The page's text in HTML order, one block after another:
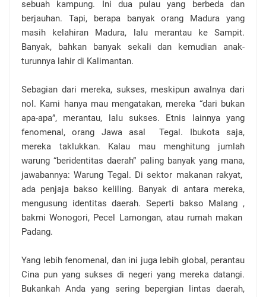
sebuah kampung. Ini dua pulau yang berbeda dan
berjauhan. Tapi, berapa banyak orang Madura yang
masih kelahiran Madura, lalu merantau ke Sampit.
Banyak, bahkan banyak sekali dan kemudian anak-
turunnya lahir di Kalimantan.
Sebagian dari mereka, sukses, meskipun awalnya dari
nol. Kami hanya mau mengatakan, mereka “dari bukan
apa-apa”, merantau, lalu sukses. Etnis lainnya yang
fenomenal, orang Jawa asal
Tegal. Ibukota saja,
mereka taklukkan. Kalau mau menghitung jumlah
warung “beridentitas daerah” paling banyak yang mana,
jawabannya: Warung Tegal. Di sektor makanan rakyat,
ada penjaja bakso keliling. Banyak di antara mereka,
mengusung identitas daerah. Seperti bakso Malang ,
bakmi Wonogori, Pecel Lamongan, atau rumah makan
Padang.
Yang lebih fenomenal, dan ini juga lebih global, perantau
Cina pun yang sukses di negeri yang mereka datangi.
Bukankah Anda yang sering bepergian lintas daerah,